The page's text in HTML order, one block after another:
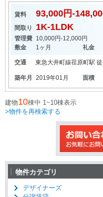
賃料 93,000円-
間取り 1K-1LDK
管理費 10,000円-12,000円
敷金
1ヶ月 礼金
交通 東急大井町線荏原町駅
築年月 2019年01月 面積
建物10棟中 1~10棟表示
>物件を再検索する
物件カテゴリ
デザイナーズ